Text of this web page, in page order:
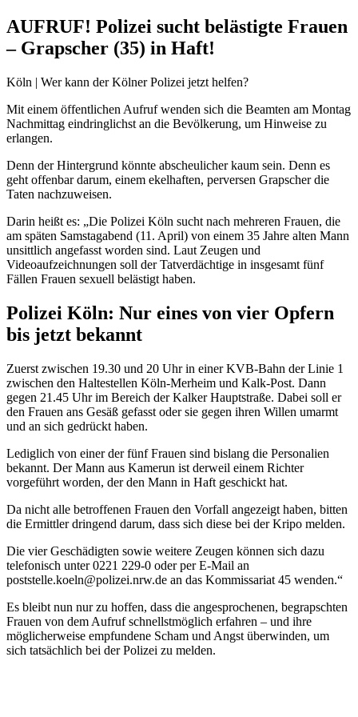
AUFRUF! Polizei sucht belästigte Frauen
– Grapscher (35) in Haft!
Köln | Wer kann der Kölner Polizei jetzt helfen?
Mit einem öffentlichen Aufruf wenden sich die Beamten am Montag
Nachmittag eindringlichst an die Bevölkerung, um Hinweise zu
erlangen.
Denn der Hintergrund könnte abscheulicher kaum sein. Denn es
geht offenbar darum, einem ekelhaften, perversen Grapscher die
Taten nachzuweisen.
Darin heißt es: „Die Polizei Köln sucht nach mehreren Frauen, die
am späten Samstagabend (11. April) von einem 35 Jahre alten Mann
unsittlich angefasst worden sind. Laut Zeugen und
Videoaufzeichnungen soll der Tatverdächtige in insgesamt fünf
Fällen Frauen sexuell belästigt haben.
Polizei Köln: Nur eines von vier Opfern
bis jetzt bekannt
Zuerst zwischen 19.30 und 20 Uhr in einer KVB-Bahn der Linie 1
zwischen den Haltestellen Köln-Merheim und Kalk-Post. Dann
gegen 21.45 Uhr im Bereich der Kalker Hauptstraße. Dabei soll er
den Frauen ans Gesäß gefasst oder sie gegen ihren Willen umarmt
und an sich gedrückt haben.
Lediglich von einer der fünf Frauen sind bislang die Personalien
bekannt. Der Mann aus Kamerun ist derweil einem Richter
vorgeführt worden, der den Mann in Haft geschickt hat.
Da nicht alle betroffenen Frauen den Vorfall angezeigt haben, bitten
die Ermittler dringend darum, dass sich diese bei der Kripo melden.
Die vier Geschädigten sowie weitere Zeugen können sich dazu
telefonisch unter 0221 229-0 oder per E-Mail an
poststelle.koeln@polizei.nrw.de an das Kommissariat 45 wenden.“
Es bleibt nun nur zu hoffen, dass die angesprochenen, begrapschten
Frauen von dem Aufruf schnellstmöglich erfahren – und ihre
möglicherweise empfundene Scham und Angst überwinden, um
sich tatsächlich bei der Polizei zu melden.